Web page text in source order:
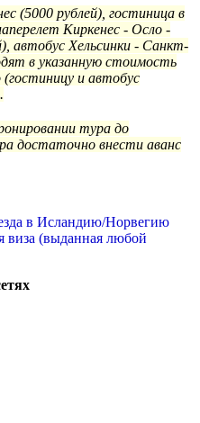
(5000 рублей), гостиница в
Киркенес - Осло -
автобус Хельсинки - Санкт-
в указанную стоимость
и автобус
тура до
достаточно внести аванс
в Исландию/Норвегию
виза (выданная любой